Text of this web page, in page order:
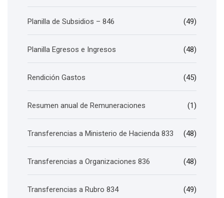
Planilla de Subsidios – 846 (49)
Planilla Egresos e Ingresos (48)
Rendición Gastos (45)
Resumen anual de Remuneraciones (1)
Transferencias a Ministerio de Hacienda 833 (48)
Transferencias a Organizaciones 836 (48)
Transferencias a Rubro 834 (49)